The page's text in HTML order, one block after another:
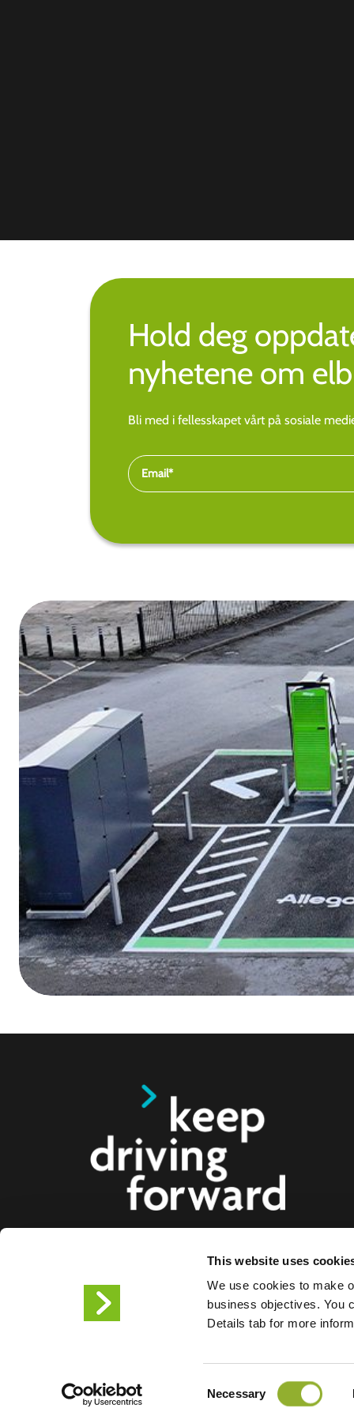
This website uses
We use cookies to make
business objectives. You
Details tab for more
Necessary
Hold deg
nyhetene om
Bli med i fellesskapet vårt på sosiale
Vi tilbyr smarte ladeløsninger for elbiler,
lastebiler til forbrukere, bedrifter og byer. Våre
ladeløsninger gjør det enklere for bedrifter og
infrastrukturen elbilister trenger, samtidig som
Vilkår for bruk
Informasjonskapsler